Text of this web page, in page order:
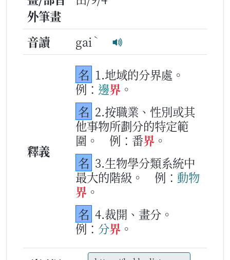
外筆畫
音讀 gai ˋ
釋義
名 1.地域的分界處。
例： 邊界 。
名 2.按職業、性別或其
他事物所劃分的特定範
圍。
例：番界 。
名 3.生物學分類系統中
最大的階級。
例： 動物
界 。
名 4.裁開、畫分。
例： 分界 。